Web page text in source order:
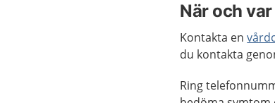
När och
Kontakta en
du kontakta
Ring